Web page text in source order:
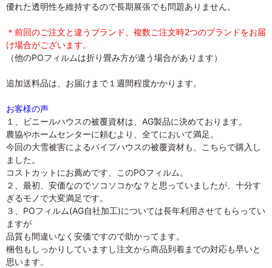
優れた透明性を維持するので長期展張でも問題ありません。
＊前回のご注文と違うブランド、複数ご注文時2つのブランドをお届
け場合がございます。
（他のPOフィルムは折り畳み方が違う場合があります）
追加送料品は、お届けまで１週間程度かかります。
お客様の声
１、ビニールハウスの被覆資材は、AG製品に決めております。
農協やホームセンターに頼むより、全てにおいて満足。
今回の大雪被害によるパイプハウスの被覆資材も、こちらで購入し
ました。
コストカットにお薦めです、このPOフィルム。
２、最初、安価なのでソコソコかな？と思っていましたが、十分す
ぎるモノで大変満足です。
３、POフィルム(AG自社加工)については長年利用させてもらってい
ますが
品質も間違いなく安価ですので助かってます。
梱包もしっかりしていますし注文から商品到着までの対応も早いと
思います。